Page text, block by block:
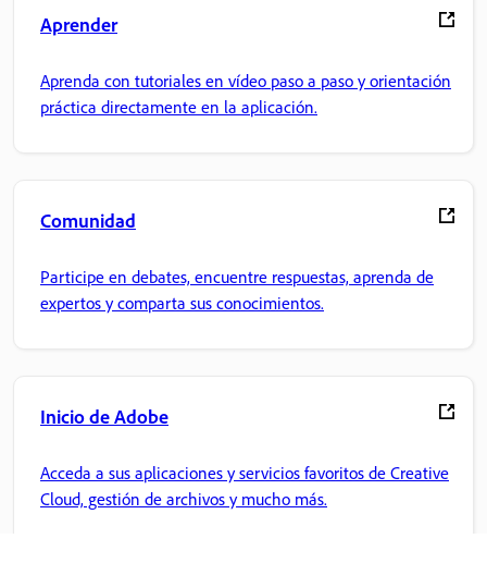
Aprender
Aprenda con tutoriales en vídeo paso a paso y orientación
práctica directamente en la aplicación.
Comunidad
Participe en debates, encuentre respuestas, aprenda de
expertos y comparta sus conocimientos.
Inicio de Adobe
Acceda a sus aplicaciones y servicios favoritos de Creative
Cloud, gestión de archivos y mucho más.